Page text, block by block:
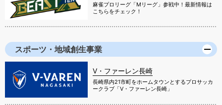
麻雀プロリーグ「Mリーグ」参戦中！最新情報は
こちらをチェック！
スポーツ・地域創生事業
V・ファーレン長崎
長崎県内21市町をホームタウンとするプロサッカ
ークラブ「V・ファーレン長崎」